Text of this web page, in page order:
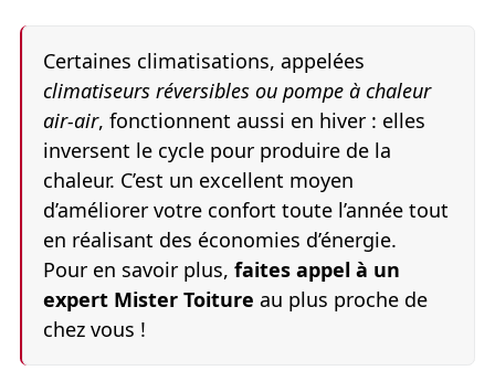
Certaines climatisations, appelées
climatiseurs réversibles ou pompe à chaleur
air-air, fonctionnent aussi en hiver : elles
inversent le cycle pour produire de la
chaleur. C’est un excellent moyen
d’améliorer votre confort toute l’année tout
en réalisant des économies d’énergie.
Pour en savoir plus, faites appel à un
expert Mister Toiture au plus proche de
chez vous !